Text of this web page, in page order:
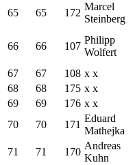
65
65 172
Marcel
Steinberg
66 66 107
Philipp
Wolfert
67 67 108 x x
68
68 175 x x
69
69 176 x x
70
70 171
Eduard
Mathejka
71 71 170
Andreas
Kuhn